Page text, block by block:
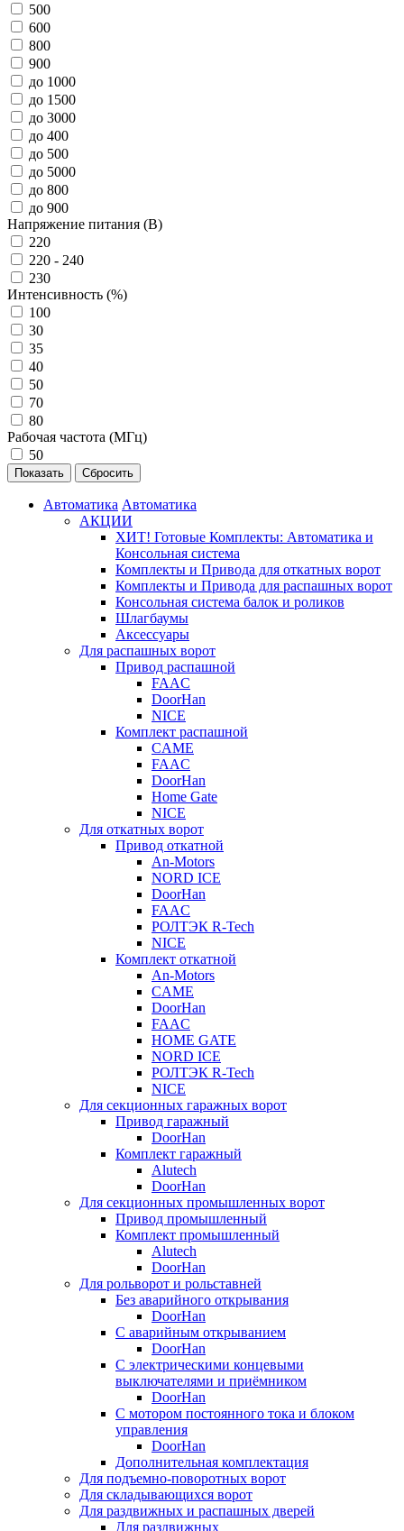
500
600
800
900
до 1000
до 1500
до 3000
до 400
до 500
до 5000
до 800
до 900
Напряжение питания (В)
220
220 - 240
230
Интенсивность (%)
100
30
35
40
50
70
80
Рабочая частота (МГц)
50
Автоматика Автоматика
АКЦИИ
ХИТ! Готовые Комплекты: Автоматика и
Консольная система
Комплекты и Привода для откатных ворот
Комплекты и Привода для распашных ворот
Консольная система балок и роликов
Шлагбаумы
Аксессуары
Для распашных ворот
Привод распашной
FAAC
DoorHan
NICE
Комплект распашной
CAME
FAAC
DoorHan
Home Gate
NICE
Для откатных ворот
Привод откатной
An-Motors
NORD ICE
DoorHan
FAAC
РОЛТЭК R-Tech
NICE
Комплект откатной
An-Motors
CAME
DoorHan
FAAC
HOME GATE
NORD ICE
РОЛТЭК R-Tech
NICE
Для секционных гаражных ворот
Привод гаражный
DoorHan
Комплект гаражный
Alutech
DoorHan
Для секционных промышленных ворот
Привод промышленный
Комплект промышленный
Alutech
DoorHan
Для рольворот и рольставней
Без аварийного открывания
DoorHan
С аварийным открыванием
DoorHan
С электрическими концевыми
выключателями и приёмником
DoorHan
С мотором постоянного тока и блоком
управления
DoorHan
Дополнительная комплектация
Для подъемно-поворотных ворот
Для складывающихся ворот
Для раздвижных и распашных дверей
Для раздвижных